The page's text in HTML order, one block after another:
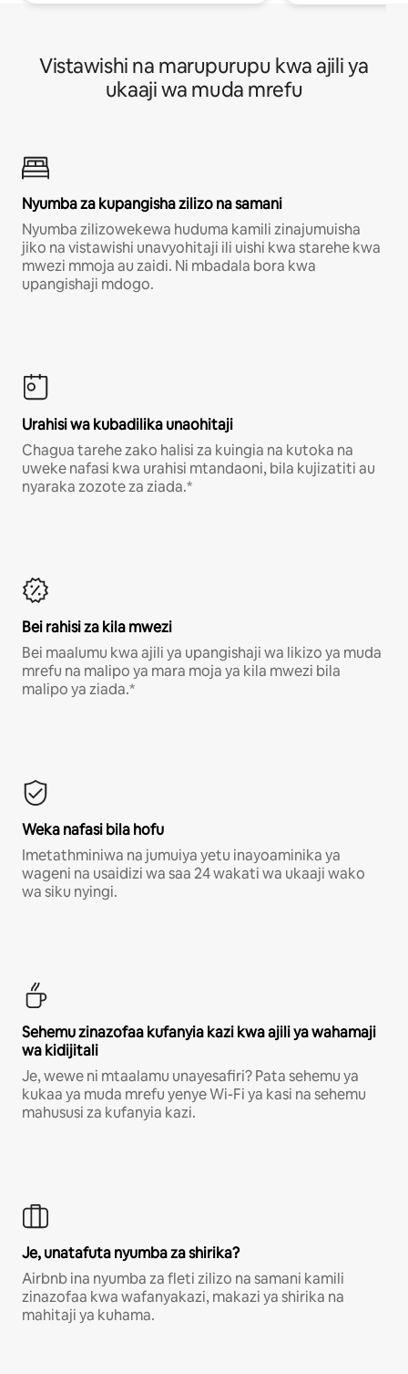
Vistawishi na marupurupu kwa ajili ya
ukaaji wa muda mrefu
Nyumba za kupangisha zilizo na samani
Nyumba zilizowekewa huduma kamili zinajumuisha
jiko na vistawishi unavyohitaji ili uishi kwa starehe kwa
mwezi mmoja au zaidi. Ni mbadala bora kwa
upangishaji mdogo.
Urahisi wa kubadilika unaohitaji
Chagua tarehe zako halisi za kuingia na kutoka na
uweke nafasi kwa urahisi mtandaoni, bila kujizatiti au
nyaraka zozote za ziada.*
Bei rahisi za kila mwezi
Bei maalumu kwa ajili ya upangishaji wa likizo ya muda
mrefu na malipo ya mara moja ya kila mwezi bila
malipo ya ziada.*
Weka nafasi bila hofu
Imetathminiwa na jumuiya yetu inayoaminika ya
wageni na usaidizi wa saa 24 wakati wa ukaaji wako
wa siku nyingi.
Sehemu zinazofaa kufanyia kazi kwa ajili ya wahamaji
wa kidijitali
Je, wewe ni mtaalamu unayesafiri? Pata sehemu ya
kukaa ya muda mrefu yenye Wi-Fi ya kasi na sehemu
mahususi za kufanyia kazi.
Je, unatafuta nyumba za shirika?
Airbnb ina nyumba za fleti zilizo na samani kamili
zinazofaa kwa wafanyakazi, makazi ya shirika na
mahitaji ya kuhama.